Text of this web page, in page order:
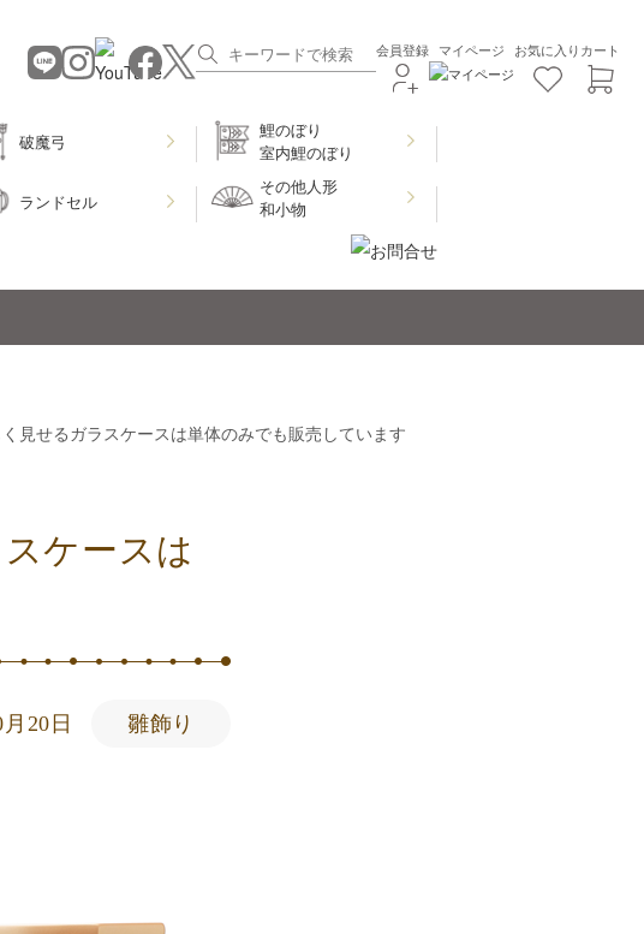
会員登録 マイページ お気に入りカート
破魔弓
鯉のぼり
室内鯉のぼり
ランドセル
その他人形
和小物
見せるガラスケースは単体のみでも販売しています
ケースは
20日 雛飾り